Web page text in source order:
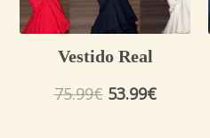
Vestido Real
75.99€ 53.99€